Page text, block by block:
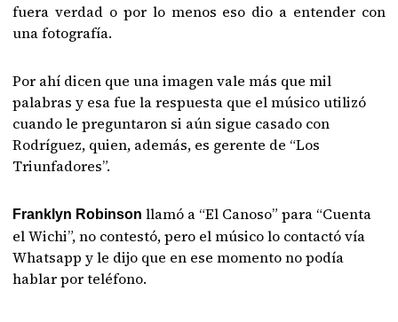
fuera verdad o por lo menos eso dio a entender con
una fotografía.
Por ahí dicen que una imagen vale más que mil
palabras y esa fue la respuesta que el músico utilizó
cuando le preguntaron si aún sigue casado con
Rodríguez, quien, además, es gerente de “Los
Triunfadores”.
Franklyn Robinson llamó a “El Canoso” para “Cuenta
el Wichi”, no contestó, pero el músico lo contactó vía
Whatsapp y le dijo que en ese momento no podía
hablar por teléfono.